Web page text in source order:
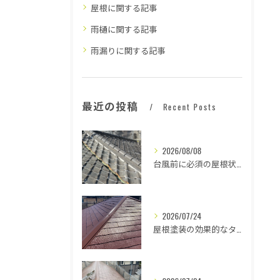
屋根に関する記事
雨樋に関する記事
雨漏りに関する記事
最近の投稿 Recent Posts
2026/08/08
2026/07/24